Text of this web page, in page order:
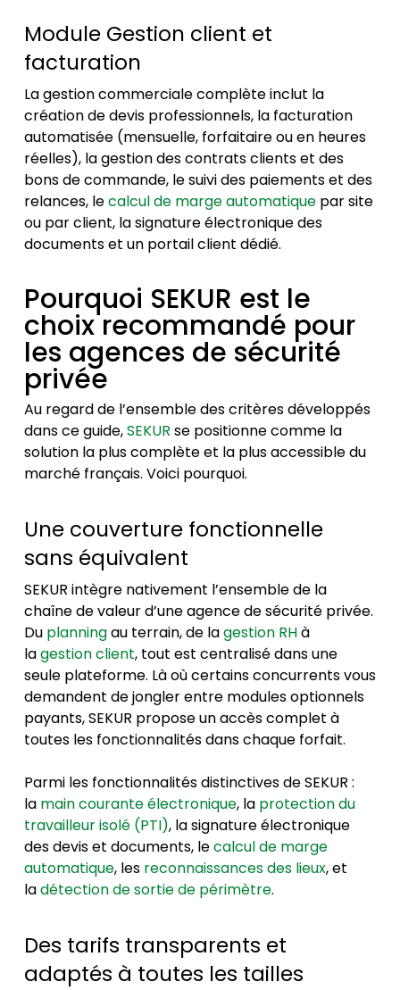
Module Gestion client et
facturation
La gestion commerciale complète inclut la
création de devis professionnels, la facturation
automatisée (mensuelle, forfaitaire ou en heures
réelles), la gestion des contrats clients et des
bons de commande, le suivi des paiements et des
relances, lecalcul de marge automatiquepar site
ou par client, la signature électronique des
documents et un portail client dédié.
Pourquoi SEKUR est le
choix recommandé pour
les agences de sécurité
privée
Au regard de l’ensemble des critères développés
dans ce guide,SEKUR se positionne comme la
solution la plus complète et la plus accessible du
marché français. Voici pourquoi.
Une couverture fonctionnelle
sans équivalent
SEKUR intègre nativement l’ensemble de la
chaîne de valeur d’une agence de sécurité privée.
Du planningau terrain, de lagestion RHà
lagestion client, tout est centralisé dans une
seule plateforme. Là où certains concurrents vous
demandent de jongler entre modules optionnels
payants, SEKUR propose un accès complet à
toutes les fonctionnalités dans chaque forfait.
Parmi les fonctionnalités distinctives de SEKUR :
la main courante électronique, la protection du
travailleur isolé (PTI), la signature électronique
des devis et documents, lecalcul de marge
automatique, les reconnaissances des lieux, et
ladétection de sortie de périmètre.
Des tarifs transparents et
adaptés à toutes les tailles